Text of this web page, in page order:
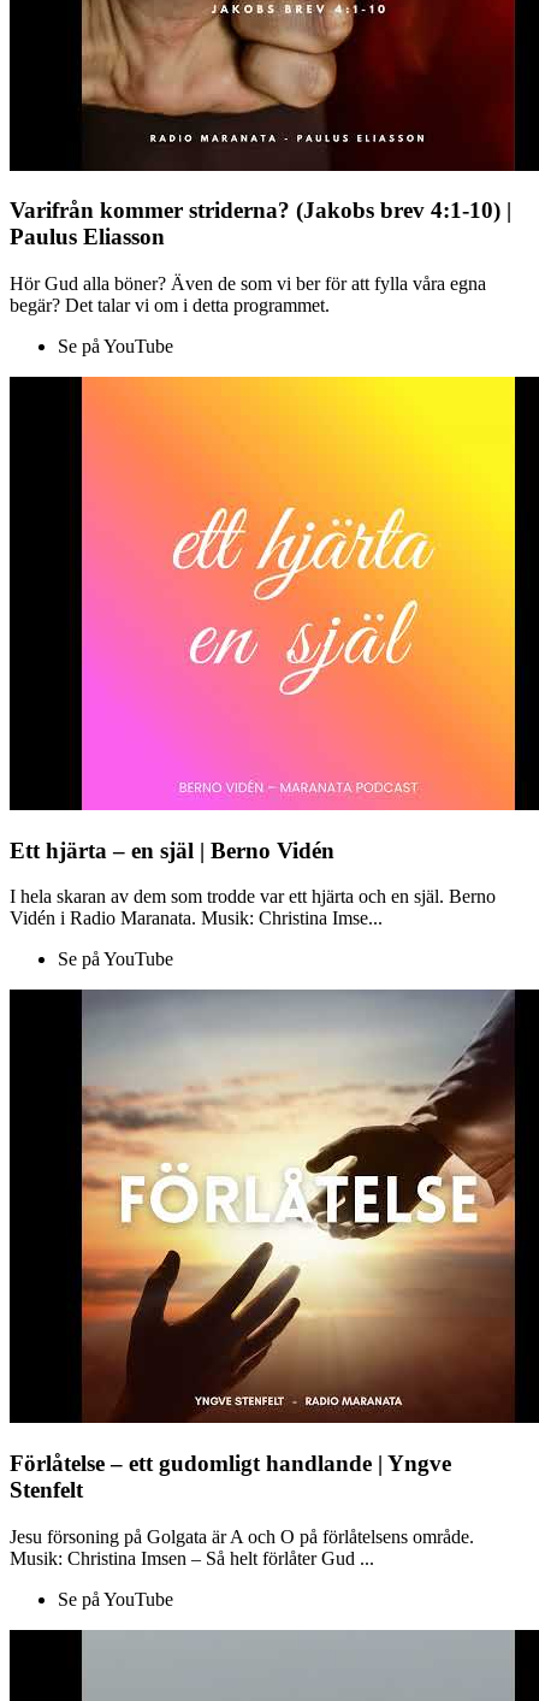
Varifrån kommer striderna? (Jakobs brev 4:1-10) |
Paulus Eliasson
Hör Gud alla böner? Även de som vi ber för att fylla våra egna
begär? Det talar vi om i detta programmet.
Se på YouTube
Ett hjärta – en själ | Berno Vidén
I hela skaran av dem som trodde var ett hjärta och en själ. Berno
Vidén i Radio Maranata. Musik: Christina Imse...
Se på YouTube
Förlåtelse – ett gudomligt handlande | Yngve
Stenfelt
Jesu försoning på Golgata är A och O på förlåtelsens område.
Musik: Christina Imsen – Så helt förlåter Gud ...
Se på YouTube